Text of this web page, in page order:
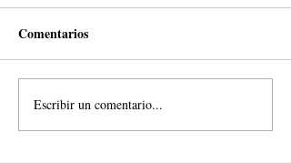
Comentarios
Escribir un comentario...